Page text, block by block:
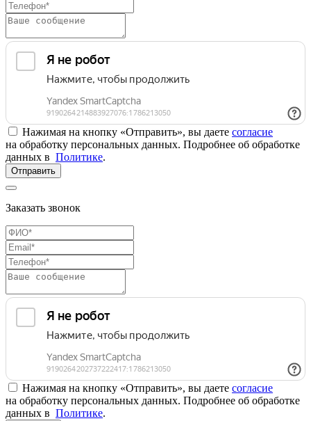
Нажимая на кнопку «Отправить», вы даете согласие
на обработку персональных данных. Подробнее об обработке
данных в Политике.
Отправить
Заказать звонок
Нажимая на кнопку «Отправить», вы даете согласие
на обработку персональных данных. Подробнее об обработке
данных в Политике.